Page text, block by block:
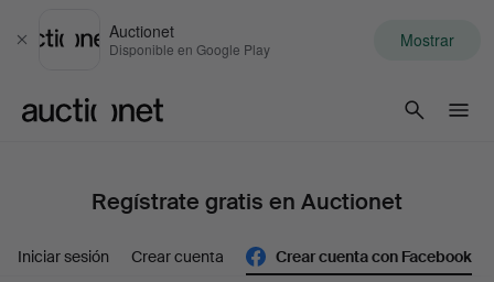
Cerrar
Auctionet
Disponible en Google Play Mostrar
Regístrate gratis en Auctionet
Iniciar sesión Crear cuenta Crear cuenta con Facebook